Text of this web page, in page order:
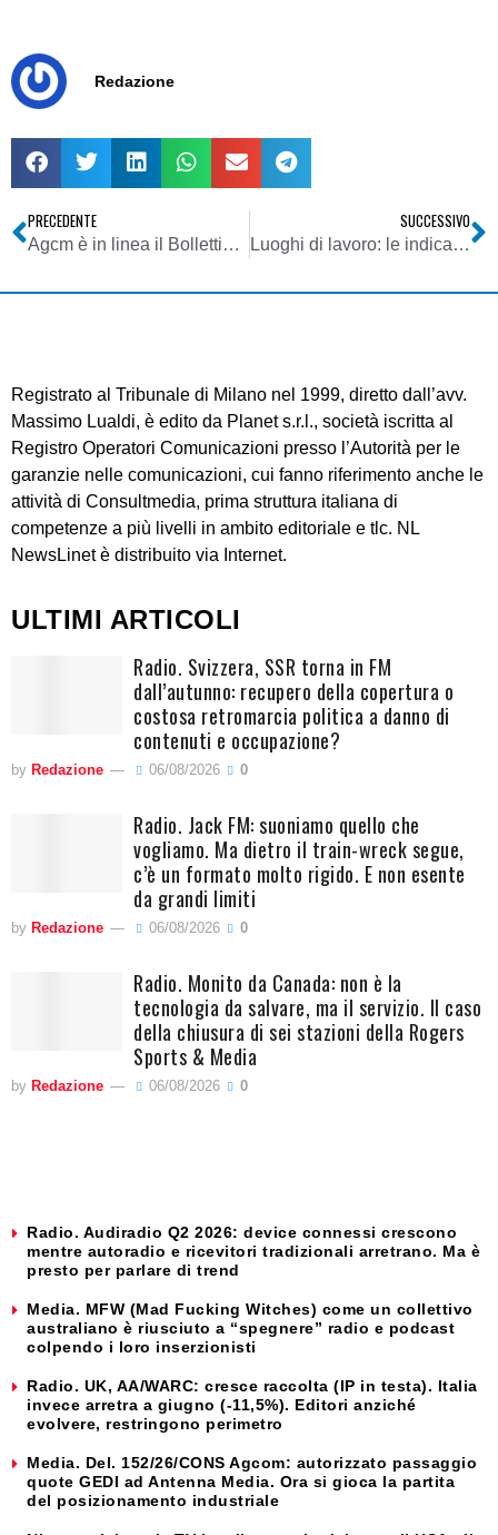
Redazione
PRECEDENTE
Agcm è in linea il Bollettino 4/2007
SUCCESSIVO
Luoghi di lavoro: le indicazioni del garante
Registrato al Tribunale di Milano nel 1999, diretto dall’avv.
Massimo Lualdi, è edito da Planet s.r.l., società iscritta al
Registro Operatori Comunicazioni presso l’Autorità per le
garanzie nelle comunicazioni, cui fanno riferimento anche le
attività di Consultmedia, prima struttura italiana di
competenze a più livelli in ambito editoriale e tlc. NL
NewsLinet è distribuito via Internet.
ULTIMI ARTICOLI
Radio. Svizzera, SSR torna in FM
dall’autunno: recupero della copertura o
costosa retromarcia politica a danno di
contenuti e occupazione?
by Redazione 06/08/2026 0
Radio. Jack FM: suoniamo quello che
vogliamo. Ma dietro il train-wreck segue,
c’è un formato molto rigido. E non esente
da grandi limiti
by Redazione 06/08/2026 0
Radio. Monito da Canada: non è la
tecnologia da salvare, ma il servizio. Il caso
della chiusura di sei stazioni della Rogers
Sports & Media
by Redazione 06/08/2026 0
Radio. Audiradio Q2 2026: device connessi crescono
mentre autoradio e ricevitori tradizionali arretrano. Ma è
presto per parlare di trend
Media. MFW (Mad Fucking Witches) come un collettivo
australiano è riusciuto a “spegnere” radio e podcast
colpendo i loro inserzionisti
Radio. UK, AA/WARC: cresce raccolta (IP in testa). Italia
invece arretra a giugno (-11,5%). Editori anziché
evolvere, restringono perimetro
Media. Del. 152/26/CONS Agcom: autorizzato passaggio
quote GEDI ad Antenna Media. Ora si gioca la partita
del posizionamento industriale